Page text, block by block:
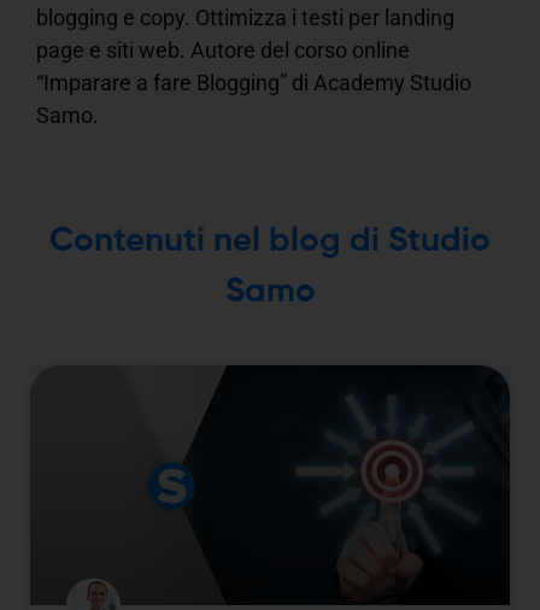
blogging e copy. Ottimizza i testi per landing
page e siti web. Autore del corso online
“Imparare a fare Blogging” di Academy Studio
Samo.
Contenuti nel blog di Studio
Samo